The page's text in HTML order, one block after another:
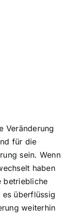
Veränderung
für die
sein. Wenn
haben
betriebliche
überflüssig
weiterhin